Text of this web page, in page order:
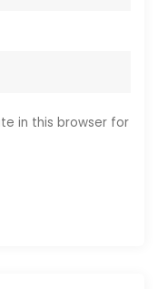
in this browser for